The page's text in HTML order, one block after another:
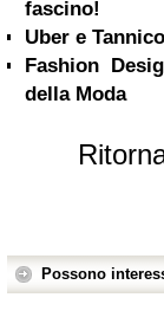
fascino!
Uber e
Fashion
della Moda
Possono